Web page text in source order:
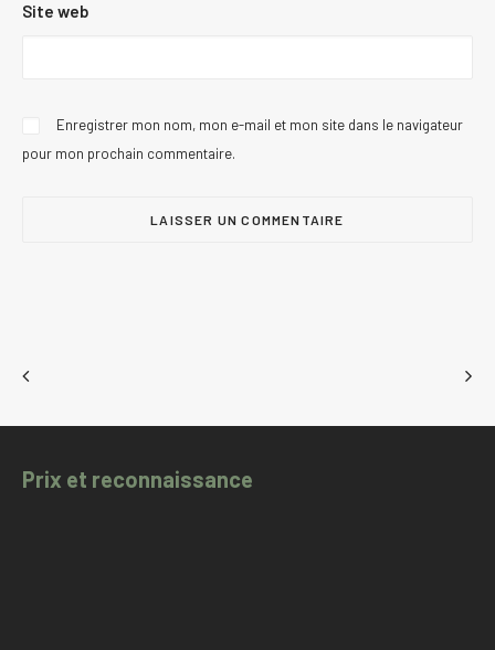
Site web
Enregistrer mon nom, mon e-mail et mon site dans le navigateur
pour mon prochain commentaire.
Prix et reconnaissance